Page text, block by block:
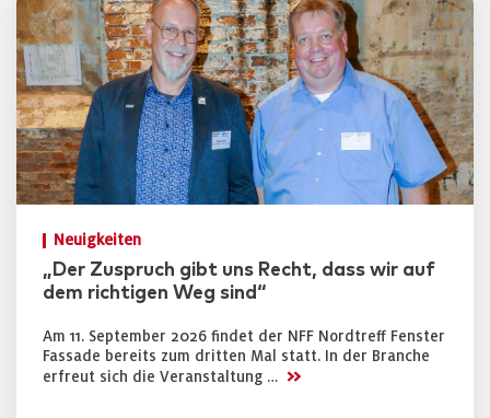
Neuigkeiten
„Der Zuspruch gibt uns Recht, dass wir auf
dem richtigen Weg sind“
Am 11. September 2026 findet der NFF Nordtreff Fenster
Fassade bereits zum dritten Mal statt. In der Branche
erfreut sich die Veranstaltung … >>